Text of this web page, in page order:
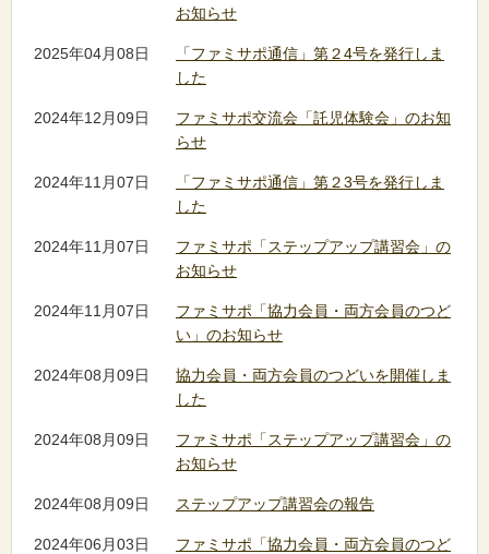
お知らせ
2025年04月08日
「ファミサポ通信」第２4号を発行しま
した
2024年12月09日
ファミサポ交流会「託児体験会」のお知
らせ
2024年11月07日
「ファミサポ通信」第２3号を発行しま
した
2024年11月07日
ファミサポ「ステップアップ講習会」の
お知らせ
2024年11月07日
ファミサポ「協力会員・両方会員のつど
い」のお知らせ
2024年08月09日
協力会員・両方会員のつどいを開催しま
した
2024年08月09日
ファミサポ「ステップアップ講習会」の
お知らせ
2024年08月09日 ステップアップ講習会の報告
2024年06月03日
ファミサポ「協力会員・両方会員のつど